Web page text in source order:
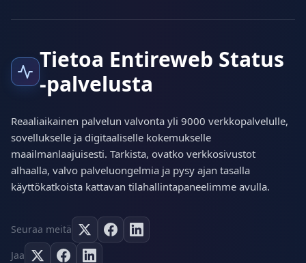
Tietoa Entireweb Status
-palvelusta
Reaaliaikainen palvelun valvonta yli 9000 verkkopalvelulle,
sovellukselle ja digitaaliselle kokemukselle
maailmanlaajuisesti. Tarkista, ovatko verkkosivustot
alhaalla, valvo palveluongelmia ja pysy ajan tasalla
käyttökatkoista kattavan tilahallintapaneelimme avulla.
Seuraa meitä
Jaa